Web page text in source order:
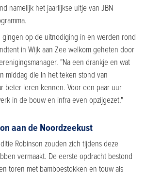
namelijk het jaarlijkse uitje van JBN
op de uitnodiging in en werden rond
in Wijk aan Zee welkom geheten door
"Na een drankje en wat
middag die in het teken stond van
beter leren kennen. Voor een paar uur
in de bouw en infra even opzijgezet."
aan de Noordzeekust
Robinson zouden zich tijdens deze
vermaakt. De eerste opdracht bestond
toren met bamboestokken en touw als